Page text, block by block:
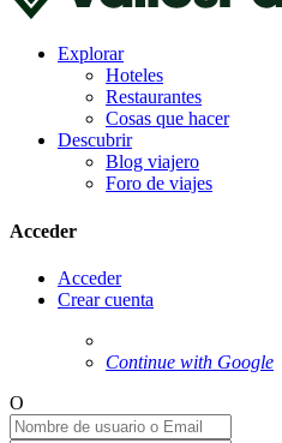
Explorar
Hoteles
Restaurantes
Cosas que hacer
Descubrir
Blog viajero
Foro de viajes
Acceder
Acceder
Crear cuenta
Continue with Google
O